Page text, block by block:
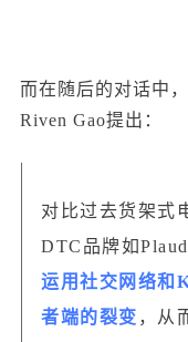
而在随后的对话中，
Riven Gao提出：
对比过去货架式
DTC品牌如
运用社交网络和
者端的裂变 ，从